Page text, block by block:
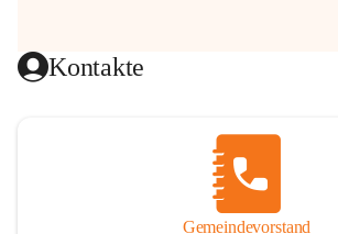
Kontakte
Gemeindevorstand